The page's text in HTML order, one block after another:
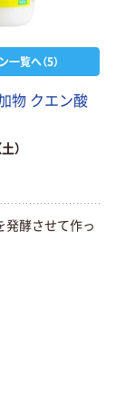
覧へ（5）
物 クエン酸
）
発酵させて作っ